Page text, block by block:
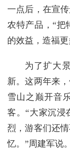
一点后，在宣
农特产品，“把
的效益，造福更
为了扩大
新。这两年来
雪山之巅开音
客。“大家沉浸
烈，游客们还
忆。”周建军说。